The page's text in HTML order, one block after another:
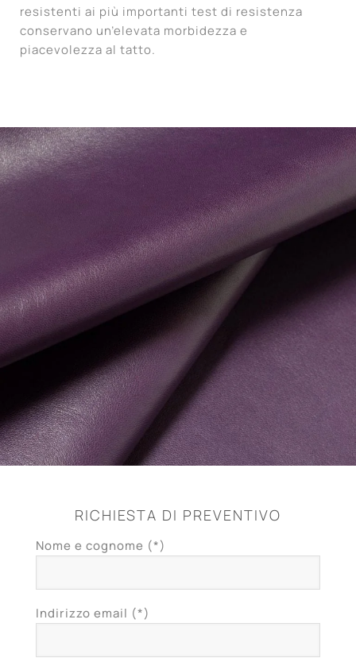
resistenti ai più importanti test di resistenza
conservano un’elevata morbidezza e
piacevolezza al tatto.
RICHIESTA DI PREVENTIVO
Nome e cognome (*)
Indirizzo email (*)